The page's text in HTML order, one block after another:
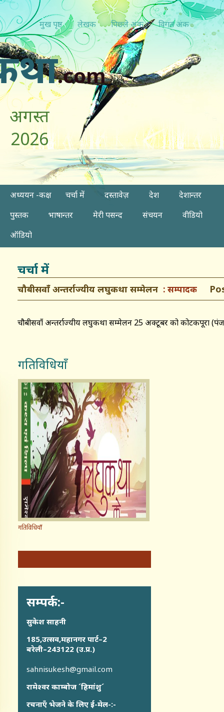
मुख पृष्ठ लेखक पिछ्ले अंक विगत अंक
.com
अगस्त
2026
अध्ययन -कक्ष चर्चा में दस्तावेज़ देश
देशान्तर
पुस्तक
भाषान्तर मेरी पसन्द संचयन
वीडियो
ऑडियो
चर्चा में
चौबीसवाँ अन्तर्राज्यीय लघुकथा सम्मेलन सम्पादक
चौबीसवाँ अन्तर्राज्यीय लघुकथा सम्मेलन 25 अक्टूबर को कोटकपूरा
गतिविधियाँ
गतिविधियाँ
सम्पर्क:-
सुकेश साहनी
185,उत्सव,महानगर पार्ट–2
बरेली–243122 (उ.प्र.)
sahnisukesh@gmail.com
रामेश्वर काम्बोज ´हिमांशु´
रचनाएँ भेजने के लिए ई-मेल-:-